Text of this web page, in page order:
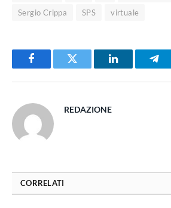
Sergio Crippa
SPS virtuale
FacebookTwitter LinkedIn
REDAZIONE
CORRELATI